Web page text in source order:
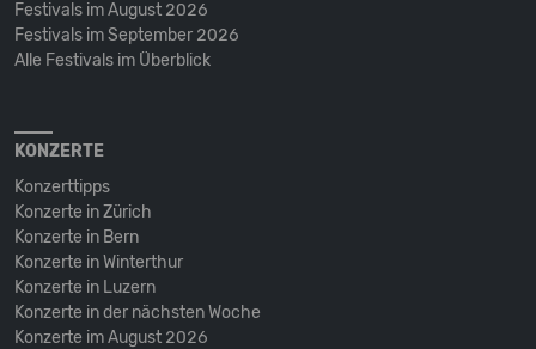
Festivals im August 2026
Festivals im September 2026
Alle Festivals im Überblick
KONZERTE
Konzerttipps
Konzerte in Zürich
Konzerte in Bern
Konzerte in Winterthur
Konzerte in Luzern
Konzerte in der nächsten Woche
Konzerte im August 2026